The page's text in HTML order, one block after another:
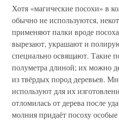
Хотя «магические посохи» в
обычно не используются,
применяют палки вроде
вырезают, украшают и
специально освящают. Такие
полуметра длиной; их можно
из твёрдых пород деревьев.
используют для их
отломилась от дерева после
молния придаёт посоху особые